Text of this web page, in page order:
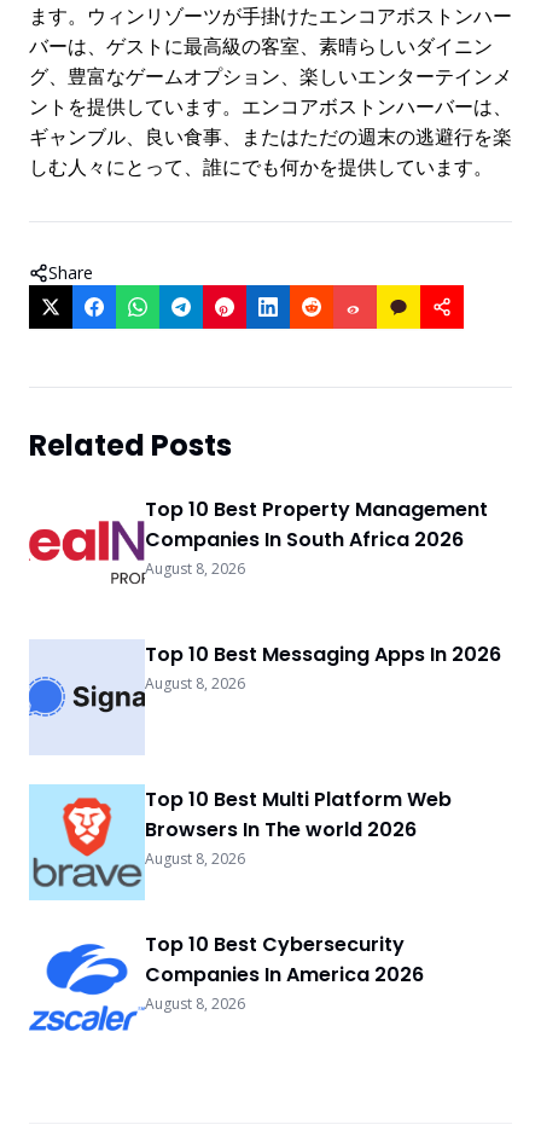
ます。ウィンリゾーツが手掛けたエンコアボストンハー
バーは、ゲストに最高級の客室、素晴らしいダイニン
グ、豊富なゲームオプション、楽しいエンターテインメ
ントを提供しています。エンコアボストンハーバーは、
ギャンブル、良い食事、またはただの週末の逃避行を楽
しむ人々にとって、誰にでも何かを提供しています。
Share
Related Posts
Top 10 Best Property Management
Companies In South Africa 2026
August 8, 2026
Top 10 Best Messaging Apps In 2026
August 8, 2026
Top 10 Best Multi Platform Web
Browsers In The world 2026
August 8, 2026
Top 10 Best Cybersecurity
Companies In America 2026
August 8, 2026